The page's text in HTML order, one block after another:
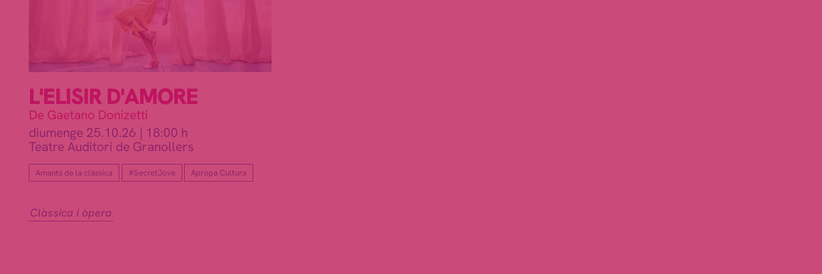
L'ELISIR D'AMORE
De Gaetano Donizetti
diumenge 25.10.26 | 18:00 h
Teatre Auditori de Granollers
Amants de la clàssica #SecretJove Apropa Cultura
Clàssica i òpera